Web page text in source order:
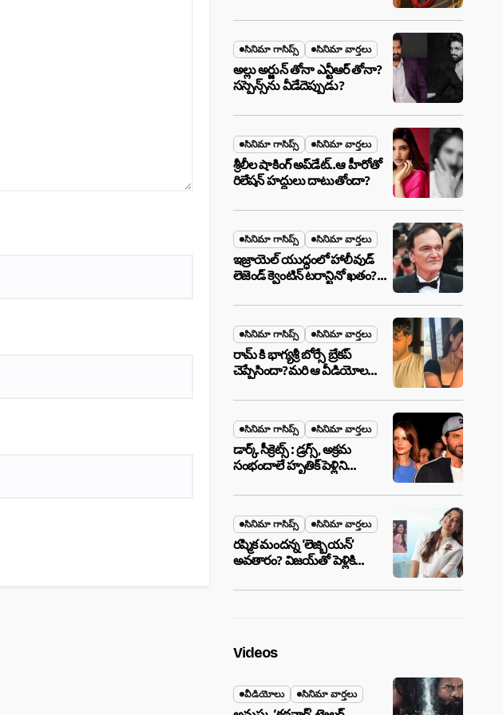
జరుగుతోంది!
సినిమా గాసిప్స్ సినిమా వార్తలు
అల్లు అర్జున్ తోనా ఎన్టీఆర్ తోనా?
సస్పెన్స్‌ను వీడేదెప్పుడు?
సినిమా గాసిప్స్ సినిమా వార్తలు
శ్రీలీల షాకింగ్ అప్‌డేట్..ఆ హీరోతో
రిలేషన్ హద్దులు దాటుతోందా?
సినిమా గాసిప్స్ సినిమా వార్తలు
ఇజ్రాయెల్ యుద్ధంలో హాలీవుడ్
లెజెండ్ క్వెంటిన్ టరాన్టినో ఖతం?
బూడిదయ్యారా? అసలు నిజం
ఇదీ!
సినిమా గాసిప్స్ సినిమా వార్తలు
రామ్ కి భాగ్యశ్రీ బోర్సే బ్రేకప్
చెప్పేసిందా?మరి ఆ వీడియోల
సినిమా గాసిప్స్ సినిమా వార్తలు
డార్క్ సీక్రెట్స్ : డ్రగ్స్, అక్రమ
సంభందాలే హృతిక్ పెళ్లిని
సినిమా గాసిప్స్ సినిమా వార్తలు
రష్మిక మందన్న ‘లెజ్బియన్’
అవతారం? విజయ్‌తో పెళ్లికి
,నిజమేనా?
Videos
వీడియోలు సినిమా వార్తలు